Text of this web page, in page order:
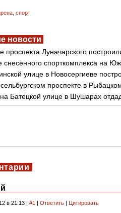
спорт
новости
проспекта Луначарского
снесенного спорткомплекса на
улице в Новосергиеве
проспекте в
Батецкой улице в Шушарах
в 21:13 | #1 | Ответить | Цитировать